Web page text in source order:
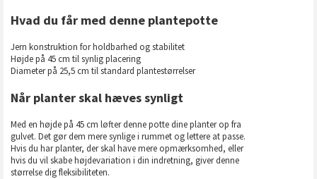
Hvad du får med denne plantepotte
Jern konstruktion for holdbarhed og stabilitet
Højde på 45 cm til synlig placering
Diameter på 25,5 cm til standard plantestørrelser
Når planter skal hæves synligt
Med en højde på 45 cm løfter denne potte dine planter op fra
gulvet. Det gør dem mere synlige i rummet og lettere at passe.
Hvis du har planter, der skal have mere opmærksomhed, eller
hvis du vil skabe højdevariation i din indretning, giver denne
størrelse dig fleksibiliteten.